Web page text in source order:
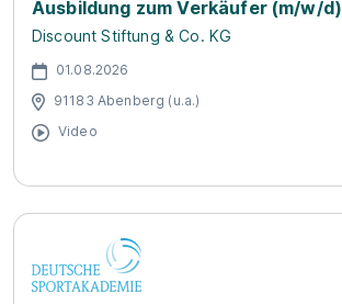
Ausbildung zum Verkäufer (m/w/d)
Discount Stiftung & Co. KG
01.08.2026
91183 Abenberg (u.a.)
Video